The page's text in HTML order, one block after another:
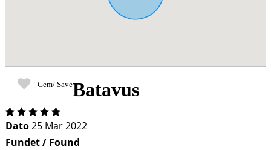
Gem/ SaveBatavus
Four
out
Five
Dato25 Mar 2022
Fundet / Found